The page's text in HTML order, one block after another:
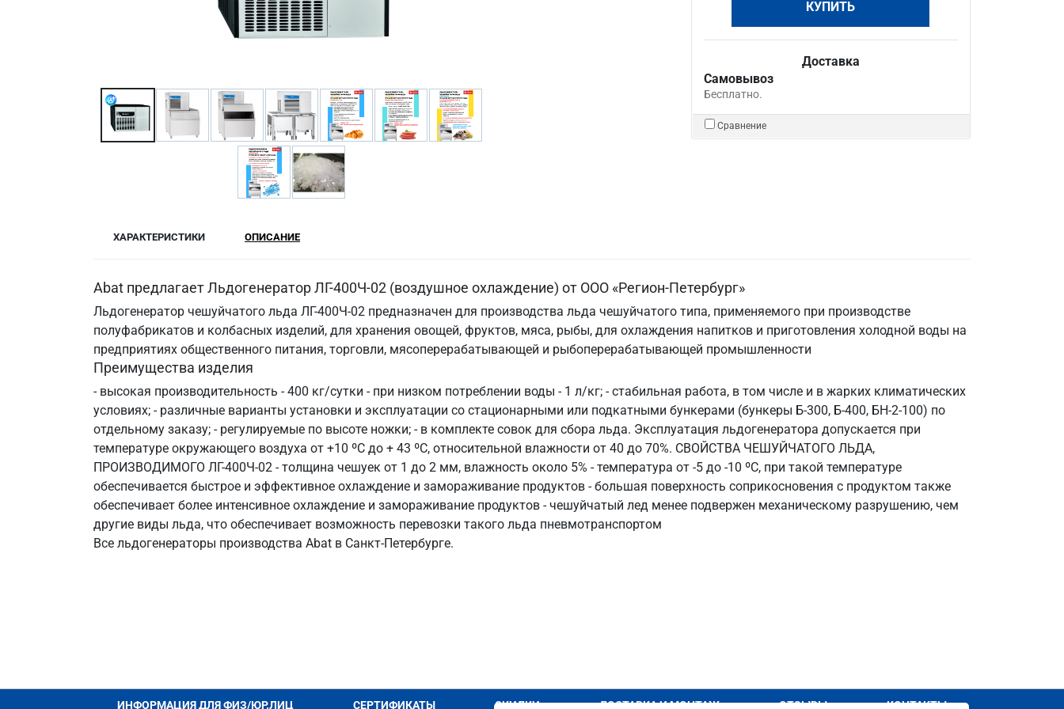
КУПИТЬ
Доставка
Самовывоз
Бесплатно.
Сравнение
ХАРАКТЕРИСТИКИ ОПИСАНИЕ
Abat предлагает Льдогенератор ЛГ-400Ч-02 (воздушное охлаждение) от ООО «Регион-Петербург»
Льдогенератор чешуйчатого льда ЛГ-400Ч-02 предназначен для производства льда чешуйчатого типа, применяемого при производстве
полуфабрикатов и колбасных изделий, для хранения овощей, фруктов, мяса, рыбы, для охлаждения напитков и приготовления холодной воды на
предприятиях общественного питания, торговли, мясоперерабатывающей и рыбоперерабатывающей промышленности
Преимущества изделия
- высокая производительность - 400 кг/сутки - при низком потреблении воды - 1 л/кг; - стабильная работа, в том числе и в жарких климатических
условиях; - различные варианты установки и эксплуатации со стационарными или подкатными бункерами (бункеры Б-300, Б-400, БН-2-100) по
отдельному заказу; - регулируемые по высоте ножки; - в комплекте совок для сбора льда. Эксплуатация льдогенератора допускается при
температуре окружающего воздуха от +10 ºС до + 43 ºС, относительной влажности от 40 до 70%. СВОЙСТВА ЧЕШУЙЧАТОГО ЛЬДА,
ПРОИЗВОДИМОГО ЛГ-400Ч-02 - толщина чешуек от 1 до 2 мм, влажность около 5% - температура от -5 до -10 ºС, при такой температуре
обеспечивается быстрое и эффективное охлаждение и замораживание продуктов - большая поверхность соприкосновения с продуктом также
обеспечивает более интенсивное охлаждение и замораживание продуктов - чешуйчатый лед менее подвержен механическому разрушению, чем
другие виды льда, что обеспечивает возможность перевозки такого льда пневмотранспортом
Все льдогенераторы производства Abat в Санкт‑Петербурге.
ИНФОРМАЦИЯ ДЛЯ ФИЗ/ЮР.ЛИЦ СЕРТИФИКАТЫ СКИДКИ ДОСТАВКА И МОНТАЖ ОТЗЫВЫ КОНТАКТЫ